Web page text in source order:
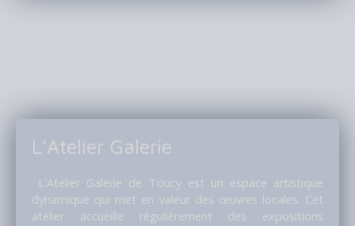
L’Atelier Galerie
L'Atelier Galerie de Toucy est un espace artistique
dynamique qui met en valeur des œuvres locales. Cet
atelier accueille régulièrement des expositions